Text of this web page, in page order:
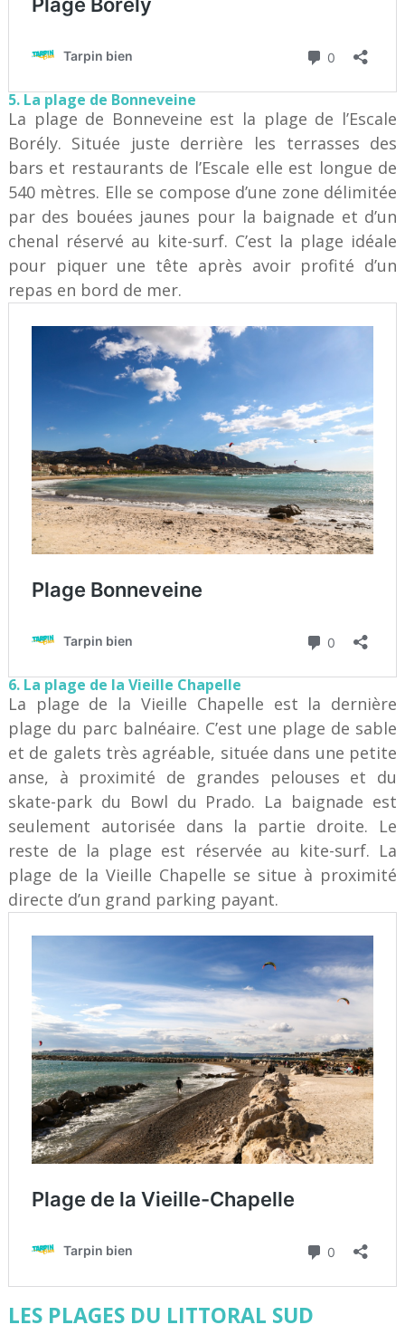
5. La plage de Bonneveine
La plage de Bonneveine est la plage de l’Escale
Borély. Située juste derrière les terrasses des
bars et restaurants de l’Escale elle est longue de
540 mètres. Elle se compose d’une zone délimitée
par des bouées jaunes pour la baignade et d’un
chenal réservé au kite-surf. C’est la plage idéale
pour piquer une tête après avoir profité d’un
repas en bord de mer.
6. La plage de la Vieille Chapelle
La plage de la Vieille Chapelle est la dernière
plage du parc balnéaire. C’est une plage de sable
et de galets très agréable, située dans une petite
anse, à proximité de grandes pelouses et du
skate-park du Bowl du Prado. La baignade est
seulement autorisée dans la partie droite. Le
reste de la plage est réservée au kite-surf. La
plage de la Vieille Chapelle se situe à proximité
directe d’un grand parking payant.
LES PLAGES DU LITTORAL SUD